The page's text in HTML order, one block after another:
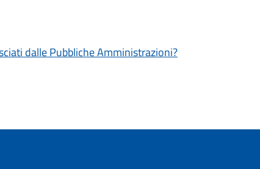
dalle Pubbliche Amministrazioni?